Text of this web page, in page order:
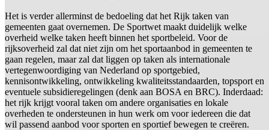
Het is verder allerminst de bedoeling dat het Rijk taken van
gemeenten gaat overnemen. De Sportwet maakt duidelijk welke
overheid welke taken heeft binnen het sportbeleid. Voor de
rijksoverheid zal dat niet zijn om het sportaanbod in gemeenten te
gaan regelen, maar zal dat liggen op taken als internationale
vertegenwoordiging van Nederland op sportgebied,
kennisontwikkeling, ontwikkeling kwaliteitsstandaarden, topsport en
eventuele subsidieregelingen (denk aan BOSA en BRC). Inderdaad:
het rijk krijgt vooral taken om andere organisaties en lokale
overheden te ondersteunen in hun werk om voor iedereen die dat
wil passend aanbod voor sporten en sportief bewegen te creëren.